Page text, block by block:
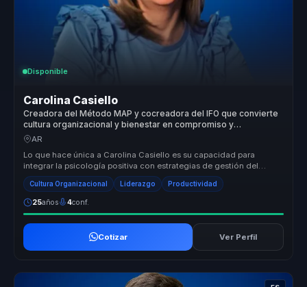
Disponible
Carolina Casiello
Creadora del Método MAP y cocreadora del IFO que convierte
cultura organizacional y bienestar en compromiso y
productividad para empresas.
AR
Lo que hace única a Carolina Casiello es su capacidad para
integrar la psicología positiva con estrategias de gestión del
talento, creand...
Cultura Organizacional Liderazgo Productividad
25años 4conf.
Cotizar Ver Perfil